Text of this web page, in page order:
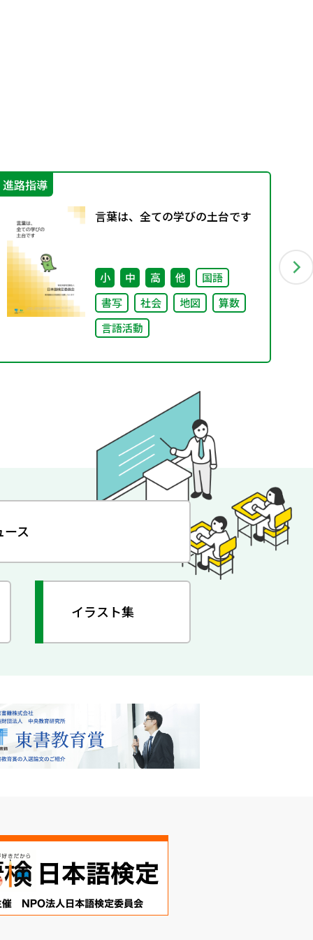
進路指導
言葉は、全ての学びの土台です
小 中 高 他
国語
書写
社会 地図
算数
言語活動
ース
イラスト集